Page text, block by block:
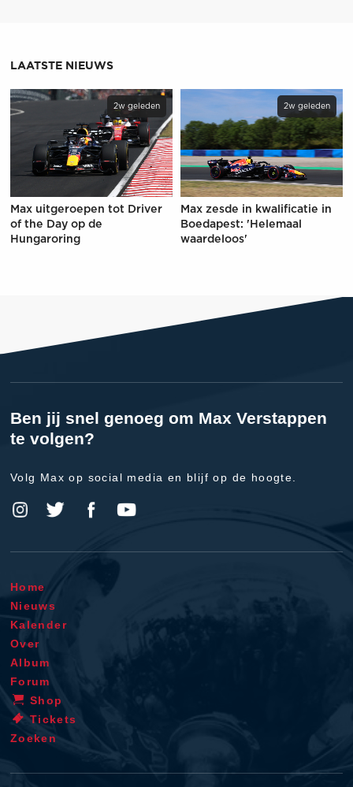
LAATSTE NIEUWS
2w geleden
Max uitgeroepen tot Driver
of the Day op de
Hungaroring
2w geleden
Max zesde in kwalificatie in
Boedapest: 'Helemaal
waardeloos'
Ben jij snel genoeg om Max Verstappen
te volgen?
Volg Max op social media en blijf op de hoogte.
Home
Nieuws
Kalender
Over
Album
Forum
Shop
Tickets
Zoeken